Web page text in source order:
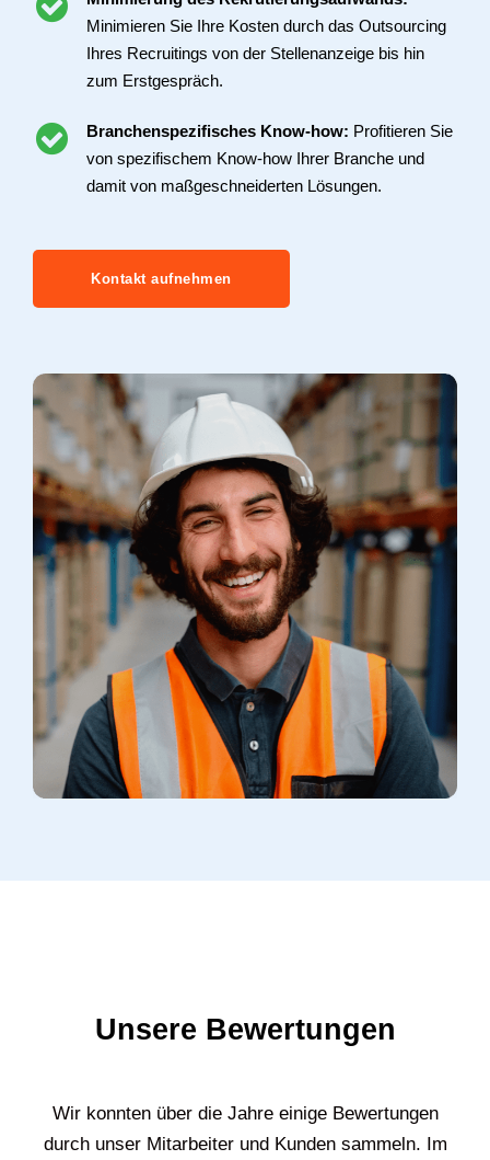
Minimieren Sie Ihre Kosten durch das Outsourcing
Ihres Recruitings von der Stellenanzeige bis hin
zum Erstgespräch.
Branchenspezifisches Know-how: Profitieren Sie
von spezifischem Know-how Ihrer Branche und
damit von maßgeschneiderten Lösungen.
Kontakt aufnehmen
Unsere Bewertungen
Wir konnten über die Jahre einige Bewertungen
durch unser Mitarbeiter und Kunden sammeln. Im